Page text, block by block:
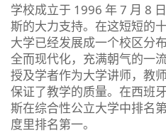
学校成立于 1996 年 7 月 8
斯的大力支持。在这短短的
大学已经发展成一个校区分
全而现代化，充满朝气的一
授及学者作为大学讲师，教
保证了教学的质量。在西班
斯在综合性公立大学中排名
度里排名第一。